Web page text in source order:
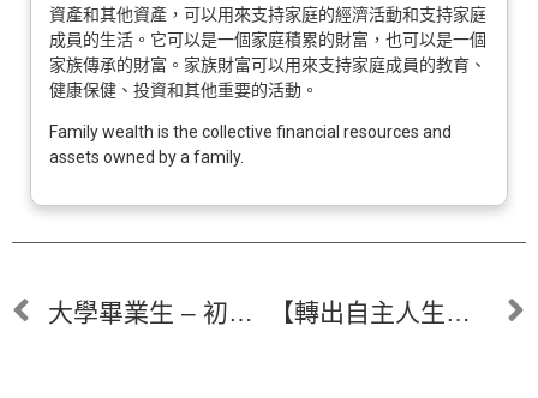
資產和其他資產，可以用來支持家庭的經濟活動和支持家庭
成員的生活。它可以是一個家庭積累的財富，也可以是一個
家族傳承的財富。家族財富可以用來支持家庭成員的教育、
健康保健、投資和其他重要的活動。
Family wealth is the collective financial resources and
assets owned by a family.
大學畢業生 – 初戰職場 【轉出自主人生系列】— 紡織業轉戰獨立理財行業